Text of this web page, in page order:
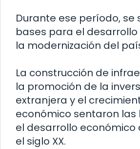
Durante ese período, se
bases para el
la modernización del
La construcción de
la promoción de la
extranjera y el
económico sentaron las
el desarrollo económico
el siglo XX.